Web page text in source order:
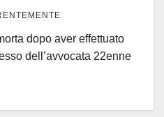
dopo aver effettuato
dell’avvocata 22enne